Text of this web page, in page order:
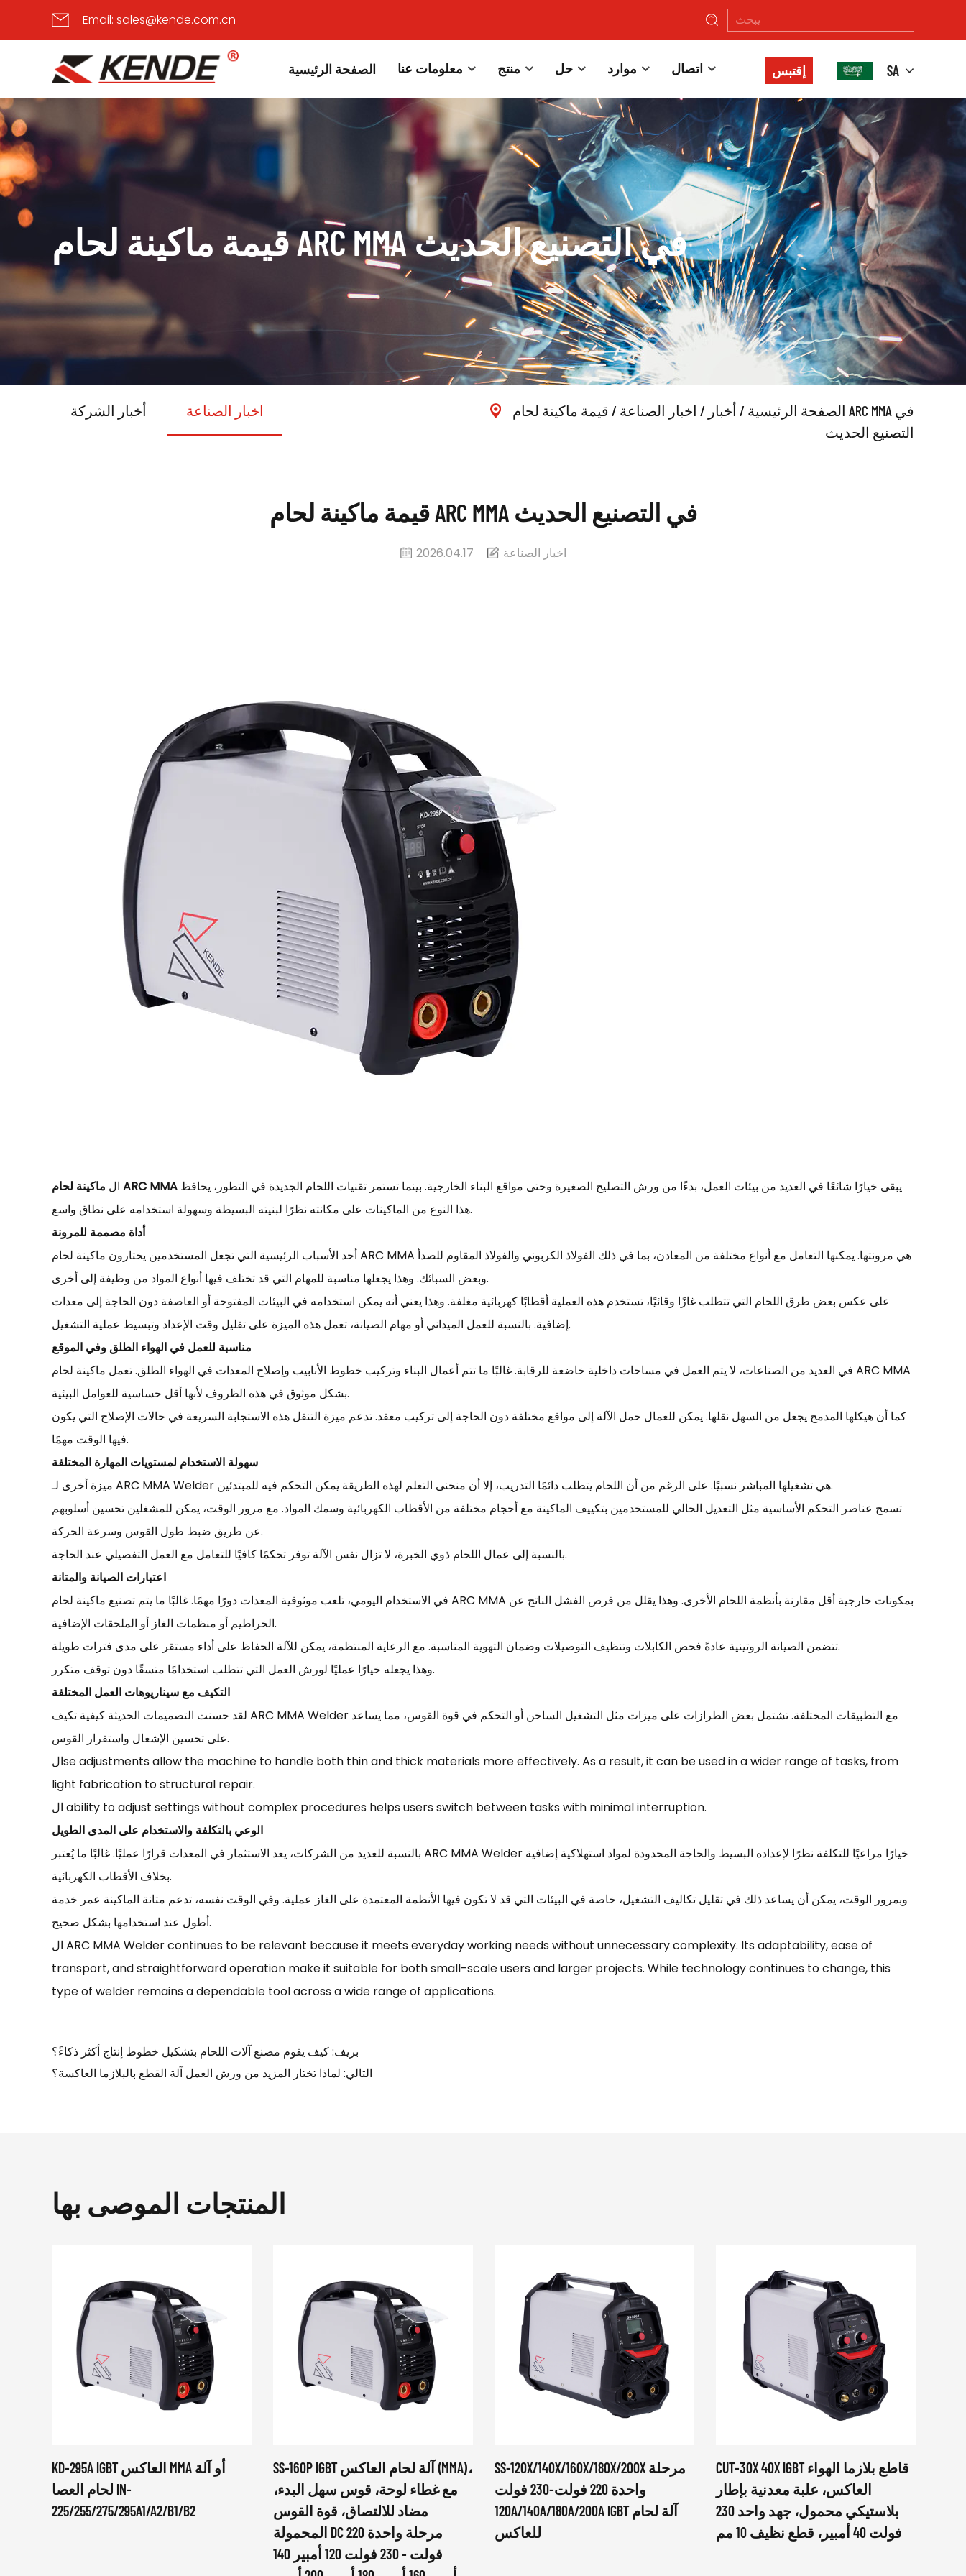
Email: sales@kende.com.cn
الصفحة الرئيسية معلومات عنا منتج حل موارد اتصال إقتبس SA
قيمة ماكينة لحام ARC MMA في التصنيع الحديث
أخبار الشركة اخبار الصناعة الصفحة الرئيسية / أخبار / اخبار الصناعة / قيمة ماكينة لحام ARC MMA في
التصنيع الحديث
قيمة ماكينة لحام ARC MMA في التصنيع الحديث
2026.04.17 اخبار الصناعة
ال ماكينة لحام ARC MMA يبقى خيارًا شائعًا في العديد من بيئات العمل، بدءًا من ورش التصليح الصغيرة وحتى مواقع البناء الخارجية. بينما تستمر تقنيات اللحام الجديدة في التطور، يحافظ
هذا النوع من الماكينات على مكانته نظرًا لبنيته البسيطة وسهولة استخدامه على نطاق واسع.
أداة مصممة للمرونة
أحد الأسباب الرئيسية التي تجعل المستخدمين يختارون ماكينة لحام ARC MMA هي مرونتها. يمكنها التعامل مع أنواع مختلفة من المعادن، بما في ذلك الفولاذ الكربوني والفولاذ المقاوم للصدأ
وبعض السبائك. وهذا يجعلها مناسبة للمهام التي قد تختلف فيها أنواع المواد من وظيفة إلى أخرى.
على عكس بعض طرق اللحام التي تتطلب غازًا وقائيًا، تستخدم هذه العملية أقطابًا كهربائية مغلفة. وهذا يعني أنه يمكن استخدامه في البيئات المفتوحة أو العاصفة دون الحاجة إلى معدات
إضافية. بالنسبة للعمل الميداني أو مهام الصيانة، تعمل هذه الميزة على تقليل وقت الإعداد وتبسيط عملية التشغيل.
مناسبة للعمل في الهواء الطلق وفي الموقع
في العديد من الصناعات، لا يتم العمل في مساحات داخلية خاضعة للرقابة. غالبًا ما تتم أعمال البناء وتركيب خطوط الأنابيب وإصلاح المعدات في الهواء الطلق. تعمل ماكينة لحام ARC MMA
بشكل موثوق في هذه الظروف لأنها أقل حساسية للعوامل البيئية.
كما أن هيكلها المدمج يجعل من السهل نقلها. يمكن للعمال حمل الآلة إلى مواقع مختلفة دون الحاجة إلى تركيب معقد. تدعم ميزة التنقل هذه الاستجابة السريعة في حالات الإصلاح التي يكون
فيها الوقت مهمًا.
سهولة الاستخدام لمستويات المهارة المختلفة
ميزة أخرى لـ ARC MMA Welder هي تشغيلها المباشر نسبيًا. على الرغم من أن اللحام يتطلب دائمًا التدريب، إلا أن منحنى التعلم لهذه الطريقة يمكن التحكم فيه للمبتدئين.
تسمح عناصر التحكم الأساسية مثل التعديل الحالي للمستخدمين بتكييف الماكينة مع أحجام مختلفة من الأقطاب الكهربائية وسمك المواد. مع مرور الوقت، يمكن للمشغلين تحسين أسلوبهم
عن طريق ضبط طول القوس وسرعة الحركة.
بالنسبة إلى عمال اللحام ذوي الخبرة، لا تزال نفس الآلة توفر تحكمًا كافيًا للتعامل مع العمل التفصيلي عند الحاجة.
اعتبارات الصيانة والمتانة
في الاستخدام اليومي، تلعب موثوقية المعدات دورًا مهمًا. غالبًا ما يتم تصنيع ماكينة لحام ARC MMA بمكونات خارجية أقل مقارنة بأنظمة اللحام الأخرى. وهذا يقلل من فرص الفشل الناتج عن
الخراطيم أو منظمات الغاز أو الملحقات الإضافية.
تتضمن الصيانة الروتينية عادةً فحص الكابلات وتنظيف التوصيلات وضمان التهوية المناسبة. مع الرعاية المنتظمة، يمكن للآلة الحفاظ على أداء مستقر على مدى فترات طويلة.
وهذا يجعله خيارًا عمليًا لورش العمل التي تتطلب استخدامًا متسقًا دون توقف متكرر.
التكيف مع سيناريوهات العمل المختلفة
لقد حسنت التصميمات الحديثة كيفية تكيف ARC MMA Welder مع التطبيقات المختلفة. تشتمل بعض الطرازات على ميزات مثل التشغيل الساخن أو التحكم في قوة القوس، مما يساعد
على تحسين الإشعال واستقرار القوس.
الse adjustments allow the machine to handle both thin and thick materials more effectively. As a result, it can be used in a wider range of tasks, from
light fabrication to structural repair.
ال ability to adjust settings without complex procedures helps users switch between tasks with minimal interruption.
الوعي بالتكلفة والاستخدام على المدى الطويل
بالنسبة للعديد من الشركات، يعد الاستثمار في المعدات قرارًا عمليًا. غالبًا ما يُعتبر ARC MMA Welder خيارًا مراعيًا للتكلفة نظرًا لإعداده البسيط والحاجة المحدودة لمواد استهلاكية إضافية
بخلاف الأقطاب الكهربائية.
وبمرور الوقت، يمكن أن يساعد ذلك في تقليل تكاليف التشغيل، خاصة في البيئات التي قد لا تكون فيها الأنظمة المعتمدة على الغاز عملية. وفي الوقت نفسه، تدعم متانة الماكينة عمر خدمة
أطول عند استخدامها بشكل صحيح.
ال ARC MMA Welder continues to be relevant because it meets everyday working needs without unnecessary complexity. Its adaptability, ease of
transport, and straightforward operation make it suitable for both small-scale users and larger projects. While technology continues to change, this
type of welder remains a dependable tool across a wide range of applications.
بريف: كيف يقوم مصنع آلات اللحام بتشكيل خطوط إنتاج أكثر ذكاءً؟
التالي: لماذا تختار المزيد من ورش العمل آلة القطع بالبلازما العاكسة؟
المنتجات الموصى بها
KD-295A IGBT العاكس MMA أو آلة
لحام العصا IN-
225/255/275/295A1/A2/B1/B2
SS-160P IGBT آلة لحام العاكس (MMA)،
مع غطاء لوحة، قوس سهل البدء،
مضاد للالتصاق، قوة القوس
المحمولة DC مرحلة واحدة 220
فولت - 230 فولت 120 أمبير 140
SS-120X/140X/160X/180X/200X مرحلة
واحدة 220 فولت-230 فولت
120A/140A/180A/200A IGBT آلة لحام
للعاكس
CUT-30X 40X IGBT قاطع بلازما الهواء
العاكس، علبة معدنية بإطار
بلاستيكي محمول، جهد واحد 230
فولت 40 أمبير، قطع نظيف 10 مم